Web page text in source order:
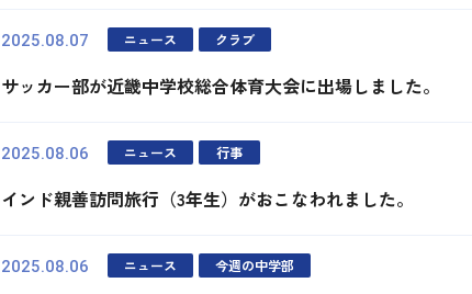
2025.08.07 ニュース クラブ
サッカー部が近畿中学校総合体育大会に出場しました。
2025.08.06 ニュース 行事
インド親善訪問旅行（3年生）がおこなわれました。
2025.08.06 ニュース 今週の中学部